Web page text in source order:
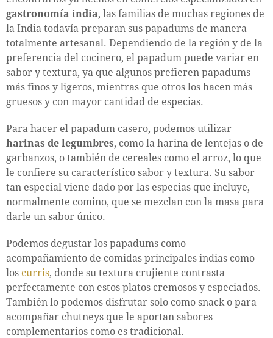
gastronomía india, las familias de muchas regiones de
la India todavía preparan sus papadums de manera
totalmente artesanal. Dependiendo de la región y de la
preferencia del cocinero, el papadum puede variar en
sabor y textura, ya que algunos prefieren papadums
más finos y ligeros, mientras que otros los hacen más
gruesos y con mayor cantidad de especias.
Para hacer el papadum casero, podemos utilizar
harinas de legumbres, como la harina de lentejas o de
garbanzos, o también de cereales como el arroz, lo que
le confiere su característico sabor y textura. Su sabor
tan especial viene dado por las especias que incluye,
normalmente comino, que se mezclan con la masa para
darle un sabor único.
Podemos degustar los papadums como
acompañamiento de comidas principales indias como
los curris, donde su textura crujiente contrasta
perfectamente con estos platos cremosos y especiados.
También lo podemos disfrutar solo como snack o para
acompañar chutneys que le aportan sabores
complementarios como es tradicional.